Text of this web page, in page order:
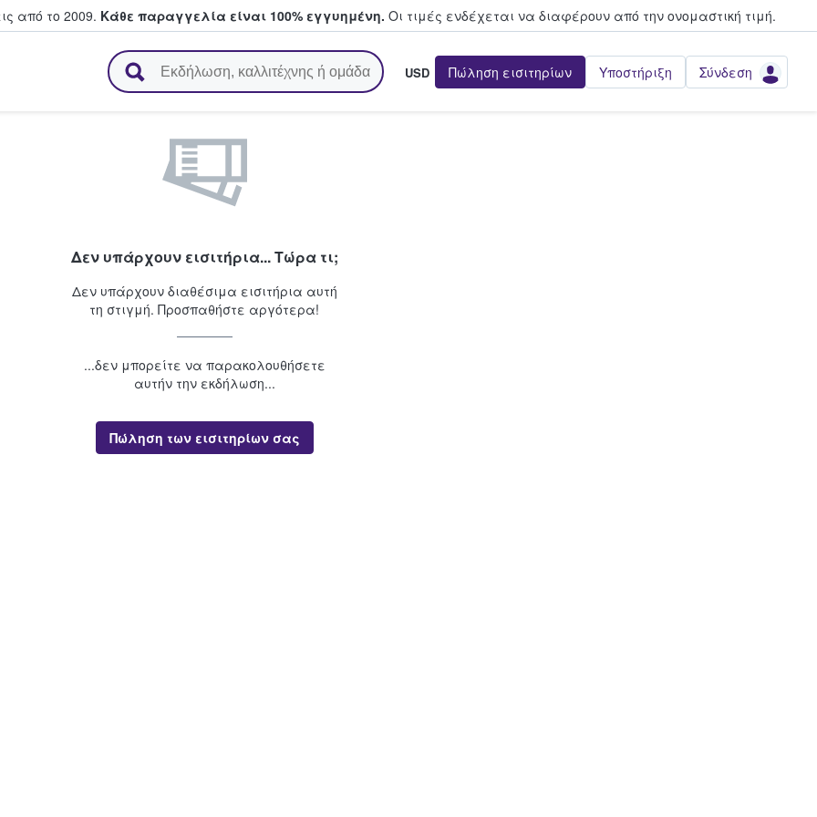
από το 2009. Κάθε παραγγελία είναι 100% εγγυημένη. Οι τιμές ενδέχεται να διαφέρουν από την oνομαστική τιμή.
και πουλούν εισιτήρια USD Πώληση εισιτηρίων Υποστήριξη Σύνδεση
Δεν υπάρχουν εισιτήρια... Τώρα τι;
Δεν υπάρχουν διαθέσιμα εισιτήρια αυτή
τη στιγμή. Προσπαθήστε αργότερα!
...δεν μπορείτε να παρακολουθήσετε
αυτήν την εκδήλωση...
Πώληση των εισιτηρίων σας